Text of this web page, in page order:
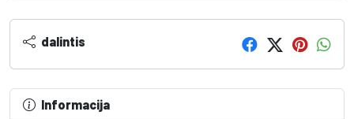
dalintis
Informacija